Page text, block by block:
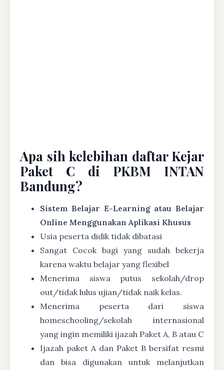
Apa sih kelebihan daftar Kejar
Paket C di PKBM INTAN
Bandung?
Sistem Belajar E-Learning atau Belajar
Online Menggunakan Aplikasi Khusus
Usia peserta didik tidak dibatasi
Sangat Cocok bagi yang sudah bekerja
karena waktu belajar yang flexibel
Menerima siswa putus sekolah/drop
out/tidak lulus ujian/tidak naik kelas.
Menerima peserta dari siswa
homeschooling/sekolah internasional
yang ingin memiliki ijazah Paket A, B atau C
Ijazah paket A dan Paket B bersifat resmi
dan bisa digunakan untuk melanjutkan